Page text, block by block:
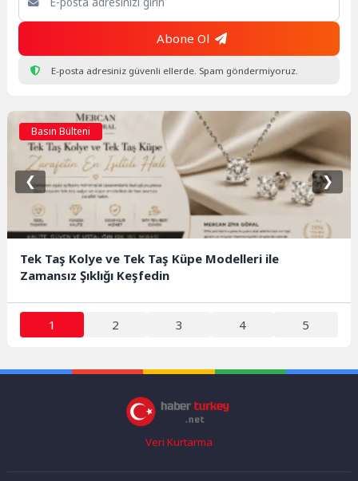
Abone Ol
E-posta adresiniz güvenli ellerde. Spam göndermiyoruz.
Basın Bülteni
Tek Taş Kolye ve Tek Taş Küpe Modelleri ile
Zamansız Şıklığı Keşfedin
❮ ❯
1 2 3 4 5
Veri Kurtarma